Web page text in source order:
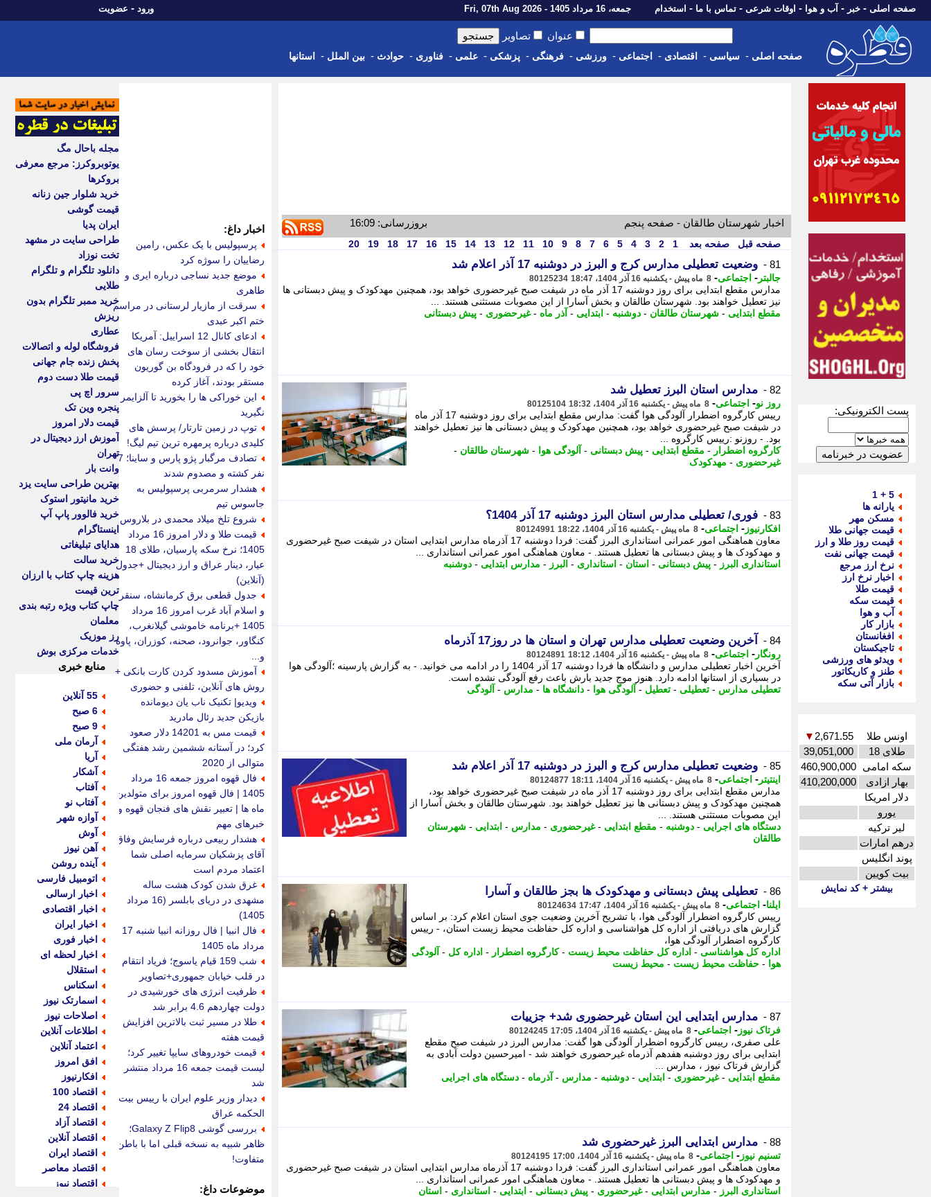
صفحه اصلی - خبر - آب و هوا - اوقات شرعی - تماس با ما - استخدام جمعه، 16 مرداد 1405 - Fri, 07th Aug 2026 ورود - عضویت
عنوان تصاویر
صفحه اصلی - سیاسی - اقتصادی - اجتماعی - ورزشی - فرهنگی - پزشکی - علمی - فناوری - حوادث - بین الملل - استانها
پست الکترونیکی:
5 + 1
یارانه ها
مسکن مهر
قیمت جهانی طلا
قیمت روز طلا و ارز
قیمت جهانی نفت
نرخ ارز مرجع
اخبار نرخ ارز
قیمت طلا
قیمت سکه
آب و هوا
بازار کار
افغانستان
تاجیکستان
ویدئو های ورزشی
طنز و کاریکاتور
بازار آتی سکه
اونس طلا 2,671.55
▼
طلای 18
39,051,000
سکه امامی 460,900,000
بهار ازادی
410,200,000
دلار امریکا
یورو
لیر ترکیه
درهم امارات
پوند انگلیس
بیت کویین
بیشتر + کد نمایش
اخبار شهرستان طالقان - صفحه پنجم بروزرسانی: 16:09
صفحه قبل صفحه بعد 1
2
3
4
5
6
7
8
9
10
11
12
13
14
15
16
17
18
19
20
81 - وضعیت تعطیلی مدارس کرج و البرز در دوشنبه 17 آذر اعلام شد
جالبتر - اجتماعی- 8 ماه پیش - یکشنبه 16 آذر 1404، 18:47 80125234
مدارس مقطع ابتدایی برای روز دوشنبه 17 آذر ماه در شیفت صبح غیرحضوری خواهد بود، همچنین مهدکودک و پیش دبستانی ها
نیز تعطیل خواهند بود. شهرستان طالقان و بخش آسارا از این مصوبات مستثنی هستند. ...
مقطع ابتدایی - شهرستان طالقان - دوشنبه - ابتدایی - آذر ماه -غیرحضوری - پیش دبستانی
82 - مدارس استان البرز تعطیل شد
روز نو- اجتماعی- 8 ماه پیش - یکشنبه 16 آذر 1404، 18:32 80125104
رییس کارگروه اضطرار آلودگی هوا گفت: مدارس مقطع ابتدایی برای روز دوشنبه 17 آذر ماه
در شیفت صبح غیرحضوری خواهد بود، همچنین مهدکودک و پیش دبستانی ها نیز تعطیل خواهند
بود. - روزنو :رییس کارگروه ...
کارگروه اضطرار - مقطع ابتدایی - پیش دبستانی - آلودگی هوا - شهرستان طالقان -
غیرحضوری - مهدکودک
83 - فوری/ تعطیلی مدارس استان البرز دوشنبه 17 آذر 1404؟
افکارنیوز - اجتماعی- 8 ماه پیش - یکشنبه 16 آذر 1404، 18:22 80124991
معاون هماهنگی امور عمرانی استانداری البرز گفت: فردا دوشنبه 17 آذرماه مدارس ابتدایی استان در شیفت صبح غیرحضوری
و مهدکودک ها و پیش دبستانی ها تعطیل هستند. - معاون هماهنگی امور عمرانی استانداری ...
استانداری البرز - پیش دبستانی - استان - استانداری - البرز - مدارس ابتدایی - دوشنبه
84 - آخرین وضعیت تعطیلی مدارس تهران و استان ها در روز17 آذرماه
رونگار - اجتماعی- 8 ماه پیش - یکشنبه 16 آذر 1404، 18:12 80124891
آخرین اخبار تعطیلی مدارس و دانشگاه ها فردا دوشنبه 17 آذر 1404 را در ادامه می خوانید. - به گزارش پارسینه ؛آلودگی هوا
در بسیاری از استانها ادامه دارد. هنوز موج جدید بارش باعث رفع آلودگی نشده است.
تعطیلی مدارس - تعطیلی - تعطیل - آلودگی هوا - دانشگاه ها - مدارس - آلودگی
85 - وضعیت تعطیلی مدارس کرج و البرز در دوشنبه 17 آذر اعلام شد
اینتیتر - اجتماعی- 8 ماه پیش - یکشنبه 16 آذر 1404، 18:11 80124877
مدارس مقطع ابتدایی برای روز دوشنبه 17 آذر ماه در شیفت صبح غیرحضوری خواهد بود،
همچنین مهدکودک و پیش دبستانی ها نیز تعطیل خواهند بود. شهرستان طالقان و بخش آسارا از
این مصوبات مستثنی هستند. ...
دستگاه های اجرایی - دوشنبه - مقطع ابتدایی -غیرحضوری - مدارس - ابتدایی - شهرستان
طالقان
86 - تعطیلی پیش دبستانی و مهدکودک ها بجز طالقان و آسارا
ایلنا- اجتماعی- 8 ماه پیش - یکشنبه 16 آذر 1404، 17:47 80124634
رییس کارگروه اضطرار آلودگی هوا، با تشریح آخرین وضعیت جوی استان اعلام کرد: بر اساس
گزارش های دریافتی از اداره کل هواشناسی و اداره کل حفاظت محیط زیست استان، - رییس
کارگروه اضطرار آلودگی هوا،
اداره کل هواشناسی - اداره کل حفاظت محیط زیست -کارگروه اضطرار - اداره کل - آلودگی
هوا
- حفاظت محیط زیست - محیط زیست
87 - مدارس ابتدایی این استان غیرحضوری شد+ جزییات
فرتاک نیوز - اجتماعی- 8 ماه پیش - یکشنبه 16 آذر 1404، 17:05 80124245
علی صفری، رییس کارگروه اضطرار آلودگی هوا گفت: مدارس البرز در شیفت صبح مقطع
ابتدایی برای روز دوشنبه هفدهم آذرماه غیرحضوری خواهند شد - امیرحسین دولت آبادی به
گزارش فرتاک نیوز ، مدارس ...
مقطع ابتدایی -غیرحضوری - ابتدایی - دوشنبه - مدارس - آذرماه - دستگاه های اجرایی
88 - مدارس ابتدایی البرز غیرحضوری شد
تسنیم نیوز - اجتماعی- 8 ماه پیش - یکشنبه 16 آذر 1404، 17:00 80124195
معاون هماهنگی امور عمرانی استانداری البرز گفت: فردا دوشنبه 17 آذرماه مدارس ابتدایی استان در شیفت صبح غیرحضوری
و مهدکودک ها و پیش دبستانی ها تعطیل هستند. - معاون هماهنگی امور عمرانی استانداری ...
استانداری البرز - مدارس ابتدایی -غیرحضوری - پیش دبستانی - ابتدایی - استانداری - استان
اخبار داغ:
پرسپولیس با یک عکس، رامین
رضاییان را سوژه کرد
موضع جدید نساجی درباره ایری و
طاهری
سرقت از مازیار لرستانی در مراسم
ختم اکبر عبدی
ادعای کانال 12 اسراییل: آمریکا
انتقال بخشی از سوخت رسان های
خود را که در فرودگاه بن گوریون
مستقر بودند، آغاز کرده
این خوراکی ها را بخورید تا آلزایمر
نگیرید
توپ در زمین تارتار/ پرسش های
کلیدی درباره پرمهره ترین تیم لیگ!
تصادف مرگبار پژو پارس و ساینا؛ 7
نفر کشته و مصدوم شدند
هشدار سرمربی پرسپولیس به
جاسوس تیم
شروع تلخ میلاد محمدی در بلاروس
قیمت طلا و دلار امروز 16 مرداد
1405؛ نرخ سکه پارسیان، طلای 18
عیار، دینار عراق و ارز دیجیتال +جدول
(آنلاین)
جدول قطعی برق کرمانشاه، سنقر
و اسلام آباد غرب امروز 16 مرداد
1405 +برنامه خاموشی گیلانغرب،
کنگاور، جوانرود، صحنه، کوزران، پاوه
و...
آموزش مسدود کردن کارت بانکی +
روش های آنلاین، تلفنی و حضوری
ویدیو| تکنیک ناب یان دیومانده
بازیکن جدید رئال مادرید
قیمت مس به 14201 دلار صعود
کرد؛ در آستانه ششمین رشد هفتگی
متوالی از 2020
فال قهوه امروز جمعه 16 مرداد
1405 | فال قهوه امروز برای متولدین
ماه ها | تعبیر نقش های فنجان قهوه و
خبرهای مهم
هشدار ربیعی درباره فرسایش وفاق؛
آقای پزشکیان سرمایه اصلی شما
اعتماد مردم است
غرق شدن کودک هشت ساله
مشهدی در دریای بابلسر (16 مرداد
1405)
فال انبیا | فال روزانه انبیا شنبه 17
مرداد ماه 1405
شب 159 قیام یاسوج؛ فریاد انتقام
در قلب خیابان جمهوری+تصاویر
ظرفیت انرژی های خورشیدی در
دولت چهاردهم 4.6 برابر شد
طلا در مسیر ثبت بالاترین افزایش
قیمت هفته
قیمت خودروهای سایپا تغییر کرد؛
لیست قیمت جمعه 16 مرداد منتشر
شد
دیدار وزیر علوم ایران با رییس بیت
الحکمه عراق
بررسی گوشی Galaxy Z Flip8؛
ظاهر شبیه به نسخه قبلی اما با باطن
متفاوت!
موضوعات داغ:
مجله باحال مگ
یوتوبروکرز: مرجع معرفی
بروکرها
خرید شلوار جین زنانه
قیمت گوشی
ایران پدیا
طراحی سایت در مشهد
تخت نوزاد
دانلود تلگرام و تلگرام
طلایی
خرید ممبر تلگرام بدون
ریزش
عطاری
فروشگاه لوله و اتصالات
پخش زنده جام جهانی
قیمت طلا دست دوم
سرور اچ پی
پنجره وین تک
قیمت دلار امروز
آموزش ارز دیجیتال در
تهران
وانت بار
بهترین طراحی سایت یزد
خرید مانیتور استوک
خرید فالوور پاپ آپ
اینستاگرام
هدایای تبلیغاتی
خرید سالت
هزینه چاپ کتاب با ارزان
ترین قیمت
چاپ کتاب ویژه رتبه بندی
معلمان
رز موزیک
خدمات مرکزی بوش
منابع خبری
55 آنلاین
6 صبح
9 صبح
آرمان ملی
آریا
آشکار
آفتاب
آفتاب نو
آوازه شهر
آوش
آهن نیوز
آینده روشن
اتومبیل فارسی
اخبار ارسالی
اخبار اقتصادی
اخبار ایران
اخبار فوری
اخبار لحظه ای
استقلال
اسکناس
اسمارتک نیوز
اصلاحات نیوز
اطلاعات آنلاین
اعتماد آنلاین
افق امروز
افکارنیوز
اقتصاد 100
اقتصاد 24
اقتصاد آزاد
اقتصاد آنلاین
اقتصاد ایران
اقتصاد معاصر
اقتصاد نیوز